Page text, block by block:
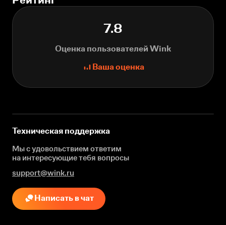
7.8
Оценка пользователей Wink
Ваша оценка
Техническая поддержка
Мы с удовольствием ответим
на интересующиетебя вопросы
support@wink.ru
Написать в чат